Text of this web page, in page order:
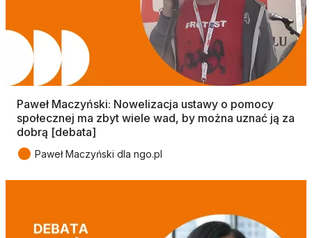
Paweł Maczyński: Nowelizacja ustawy o pomocy
społecznej ma zbyt wiele wad, by można uznać ją za
dobrą [debata]
● Paweł Maczyński dla ngo.pl